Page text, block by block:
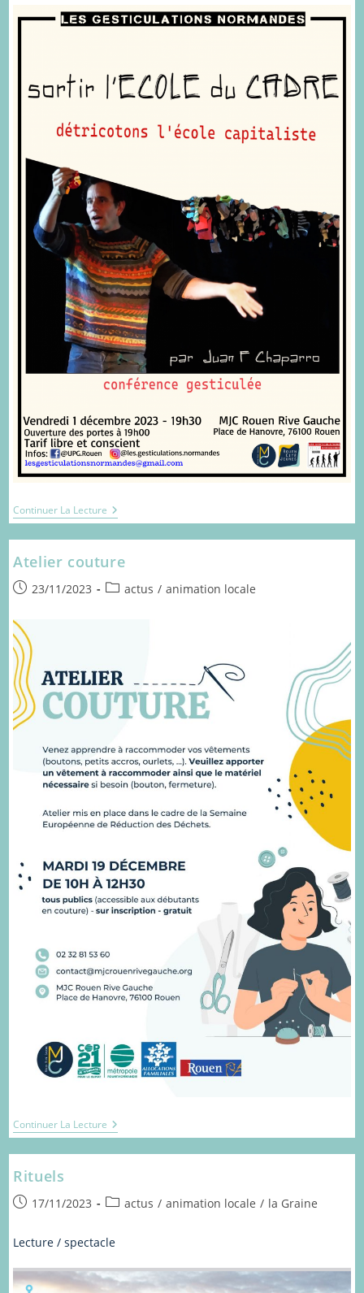
Continuer La Lecture Conférence
Gesticulée
Atelier couture
Publication
23/11/2023
Postactus / animation locale
Continuer La Lecture Atelier
Couture
Rituels
Publication
17/11/2023
Postactus / animation locale / la Graine
Lecture / spectacle